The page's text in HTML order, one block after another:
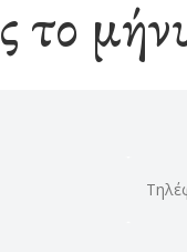
το